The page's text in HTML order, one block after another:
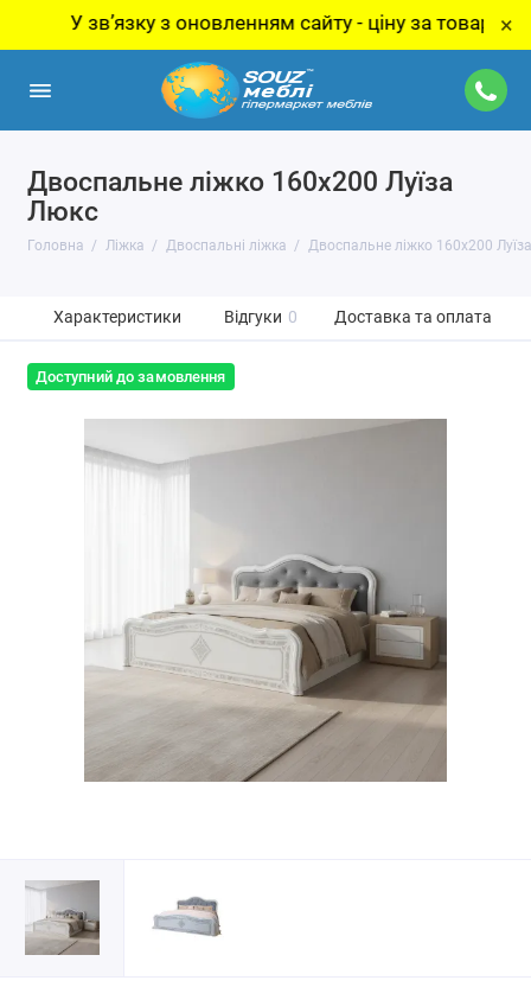
звʼязку з оновленням сайту - ціну за товар ×
Двоспальне ліжко 160x200 Луїза
Люкс
Головна Ліжка Двоспальні ліжка Двоспальне ліжко 160x200
Характеристики Відгуки 0 Доставка та оплата
Доступний до замовлення